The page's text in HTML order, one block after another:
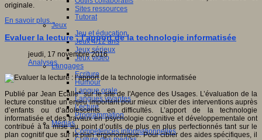
Sites ressources
Tutorat
Jeux
Jeu et éducation
Jeux 4/12 ans
Jeux sérieux
Jeux vidéo
Langages
Ecriture
Humour
Langue orale
Langues vivantes
Lecture
Programmation
Médias
Compétences informationnelles
originale.
En savoir plus...
Evaluer la lecture : l’apport de la technologie informatisée
jeudi, 17 novembre 2016
Analyses
Publié par Jean Ecalle* sur le site de l'Agence des Usages. L’évaluation de la
lecture constitue un enjeu important pour mieux cibler des interventions auprès
d’enfants ou d’adolescents en difficultés. L’apport de la technologie
informatisée et des travaux en psychologie cognitive et développementale ont
contribué à la mise au point d’outils de plus en plus perfectionnés tant sur le
plan cognitif que sur le plan ergonomique. Pour cibler des aides spécifiques, il